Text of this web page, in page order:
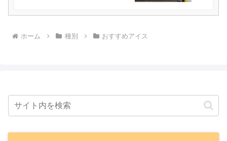
ホーム 種別 おすすめアイス